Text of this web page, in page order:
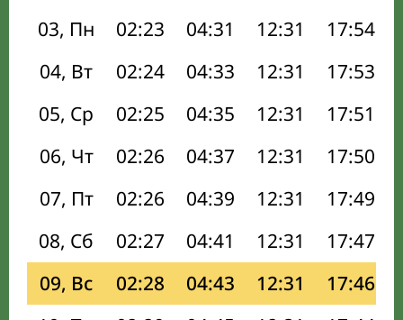
03, Пн
02:23 04:31 12:31 17:54
04, Вт
02:24 04:33 12:31 17:53
05, Ср
02:25 04:35 12:31 17:51
06, Чт
02:26 04:37 12:31 17:50
07, Пт
02:26 04:39 12:31 17:49
08, Сб
02:27 04:41 12:31 17:47
09, Вс
02:28 04:43 12:31 17:46